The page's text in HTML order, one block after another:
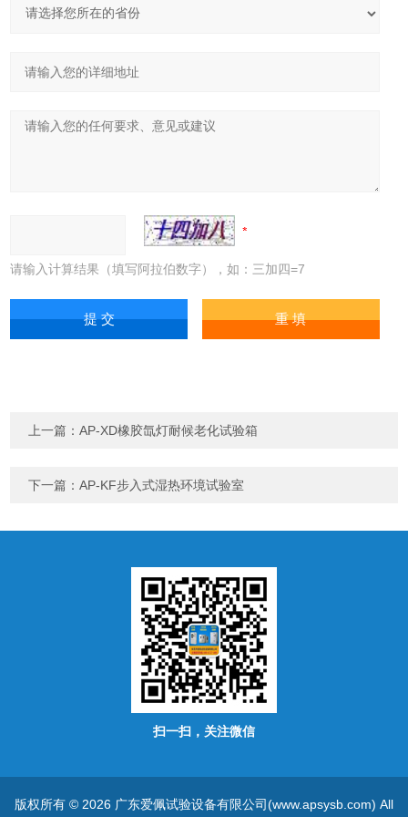
请输入计算结果（填写阿拉伯数字），如：三加四=7
上一篇：AP-XD橡胶氙灯耐候老化试验箱
下一篇：AP-KF步入式湿热环境试验室
扫一扫，关注微信
版权所有 © 2026 广东爱佩试验设备有限公司(www.apsysb.com) All